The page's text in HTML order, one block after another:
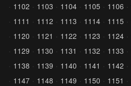
1102
1103 1104 1105 1106
1111
1112 1113 1114 1115
1120
1121 1122 1123 1124
1129
1130 1131 1132 1133
1138
1139 1140 1141 1142
1147
1148 1149 1150 1151